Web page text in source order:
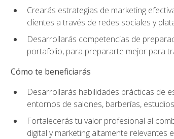
Crearás estrategias de marketing
clientes a través de redes sociales y
Desarrollarás competencias de
portafolio, para prepararte mejor para
Cómo te beneficiarás
Desarrollarás habilidades prácticas de
entornos de salones, barberías,
Fortalecerás tu valor profesional al
digital y marketing altamente relevantes